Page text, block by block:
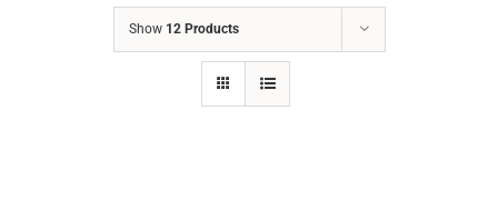
Show 12 Products